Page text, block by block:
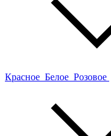
Красное Белое Розовое